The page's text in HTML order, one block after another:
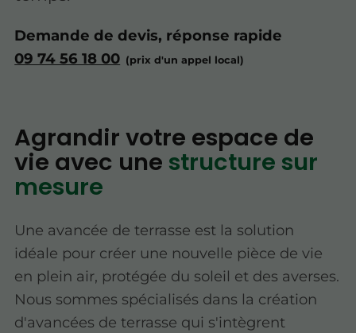
Demande de devis, réponse rapide
09 74 56 18 00
Agrandir votre espace de
vie avec une structure sur
mesure
Une avancée de terrasse est la solution
idéale pour créer une nouvelle pièce de vie
en plein air, protégée du soleil et des averses.
Nous sommes spécialisés dans la création
d'avancées de terrasse qui s'intègrent